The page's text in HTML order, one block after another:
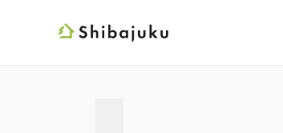
Shibajuku